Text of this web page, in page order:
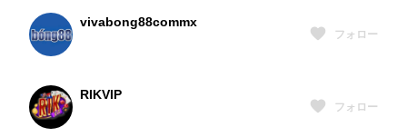
vivabong88commx
フォロー
RIKVIP
フォロー